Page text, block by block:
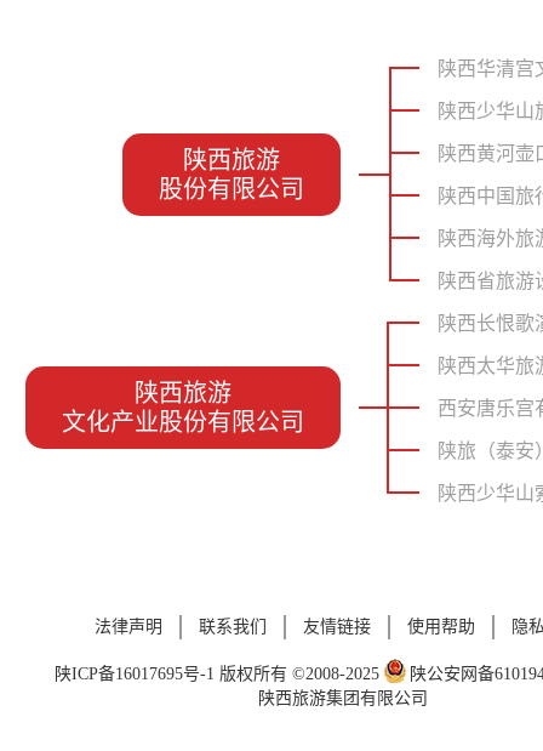
陕西旅游
股份有限公司
陕西华清宫
陕西少华山
陕西黄河壶
陕西中国旅
陕西海外旅
陕西省旅游
陕西旅游
文化产业股份有限公司
陕西长恨歌
陕西太华旅
西安唐乐宫
陕旅（泰安
陕西少华山
法律声明 联系我们 友情链接 使用帮助 隐
陕ICP备16017695号-1 版权所有 ©2008-2025
陕公安网备
陕西旅游集团有限公司